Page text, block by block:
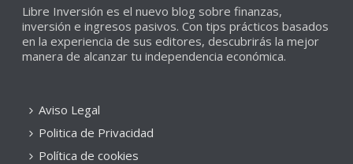
Libre Inversión es el nuevo blog sobre finanzas,
inversión e ingresos pasivos. Con tips prácticos basados
en la experiencia de sus editores, descubrirás la mejor
manera de alcanzar tu independencia económica.
Aviso Legal
Politica de Privacidad
Política de cookies